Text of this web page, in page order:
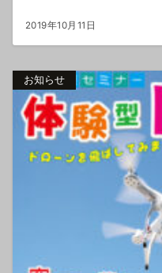
2019年10月11日
お知らせ